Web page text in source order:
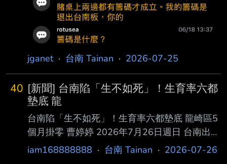
反毒油凱道抗議遊行。國民黨台南市長參選人謝
龍 介說，他不排斥跟國民黨主席鄭麗文做聯合
看板，鄭追求兩岸和平，台灣鄉親會接受。 國
今晚凱道抗議，謝說，會號召民眾，南部 比較
遠，算過如果要結束再回去，大概凌晨1時半抵
達，很多人熱情，他也跟黨中央反映過 ，中北
部比較適合，因為今天是晚上才活動，假如是住
屏東，回到家大概凌晨2時半
jganet· 台南 Tainan · 2026-07-25
40 [新聞] 台南陷「生不如死」！生育率六都
墊底 龍
台南陷「生不如死」！生育率六都墊底 龍崎區5
個月掛零 曹婷婷 2026年7月26日週日 台南出生
率六都墊底，上半年僅3045位新生兒，平均每
iam168888888 · 台南 Tainan · 2026-07-26